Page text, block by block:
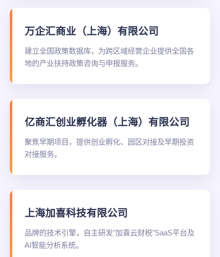
万企汇商业（上海）有限公司
建立全国政策数据库，为跨区域经营企业提供全国各
地的产业扶持政策咨询与申报服务。
亿商汇创业孵化器（上海）有限公司
聚焦早期项目，提供创业孵化、园区对接及早期投资
对接服务。
上海加喜科技有限公司
品牌的技术引擎，自主研发"加喜云财税"SaaS平台及
AI智能分析系统。